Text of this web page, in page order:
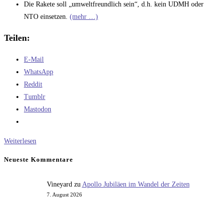
Die Rakete soll „umweltfreundlich sein“, d.h. kein UDMH oder
NTO einsetzen. (mehr …)
Teilen:
E-Mail
WhatsApp
Reddit
Tumblr
Mastodon
Weiterlesen
Neueste Kommentare
Vineyard zu Apollo Jubiläen im Wandel der Zeiten
7. August 2026